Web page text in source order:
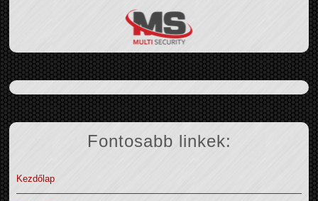
Fontosabb linkek:
Kezdőlap